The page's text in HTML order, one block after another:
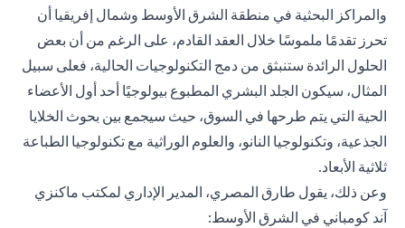
والمراكز البحثية في منطقة الشرق الأوسط وشمال إفريقيا أن
تحرز تقدمًا ملموسًا خلال العقد القادم، على الرغم من أن بعض
الحلول الرائدة ستنبثق من دمج التكنولوجيات الحالية، فعلى سبيل
المثال، سيكون الجلد البشري المطبوع بيولوجيًا أحد أول الأعضاء
الحية التي يتم طرحها في السوق، حيث سيجمع بين بحوث الخلايا
الجذعية، وتكنولوجيا النانو، والعلوم الوراثية مع تكنولوجيا الطباعة
ثلاثية الأبعاد.
وعن ذلك، يقول طارق المصري، المدير الإداري لمكتب ماكنزي
آند كومباني في الشرق الأوسط: